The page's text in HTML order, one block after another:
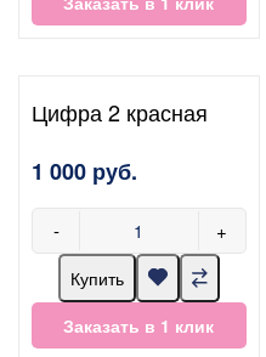
Цифра 2 красная
1 000 руб.
- +
Купить
Заказать в 1 клик